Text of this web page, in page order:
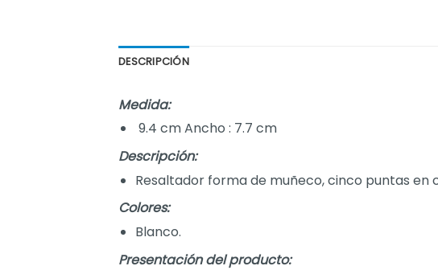
DESCRIPCIÓN
Medida:
9.4 cm Ancho : 7.7 cm
Descripción:
Resaltador forma de muñeco, cinco puntas en
Colores:
Blanco.
Presentación del producto: